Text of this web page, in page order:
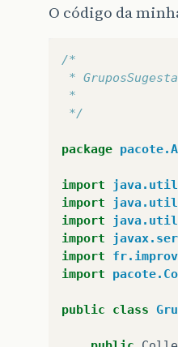
O código da
/*
*
*
*/
package
import
import
import
import
import
import
public class